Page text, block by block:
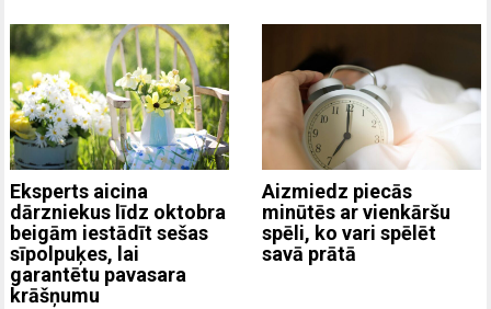
Eksperts aicina
dārzniekus līdz oktobra
beigām iestādīt sešas
sīpolpuķes, lai
garantētu pavasara
krāšņumu
Aizmiedz piecās
minūtēs ar vienkāršu
spēli, ko vari spēlēt
savā prātā